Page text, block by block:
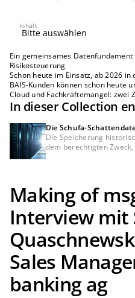
Inhalt
Inhalt
Ein gemeinsames
Risikosteuerung
Schon heute im Einsatz, ab 2026 in
BAIS-Kunden können schon heute
Cloud und Fachkräftemangel: zwei
In dieser Collection
Die Schufa-
Bedürfnis der
Die Speicherung
dem berechtigten
umstritten und muss
Making of
Interview mit
Sales
banking ag